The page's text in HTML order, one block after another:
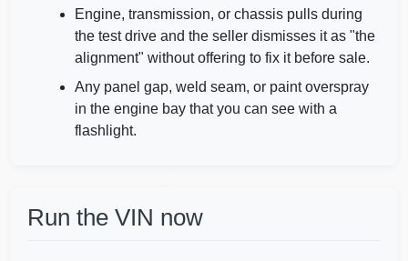
Manheim
Engine, transmission, or chassis pulls during
the test drive and the seller dismisses it as "the
alignment" without offering to fix it before sale.
Any panel gap, weld seam, or paint overspray
in the engine bay that you can see with a
flashlight.
Run the VIN now